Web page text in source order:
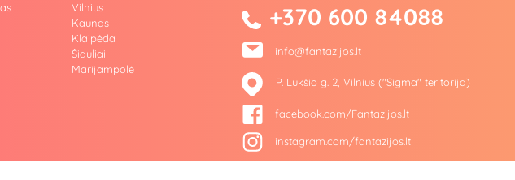
Vilnius
Kaunas
Klaipėda
Šiauliai
Marijampolė
+370 600 84088
info@fantazijos.lt
P. Lukšio g. 2, Vilnius ("Sigma" teritorija)
facebook.com/Fantazijos.lt
instagram.com/fantazijos.lt